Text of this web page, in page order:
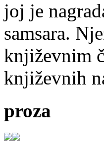
joj je
samsara.
književnim
književnih
proza